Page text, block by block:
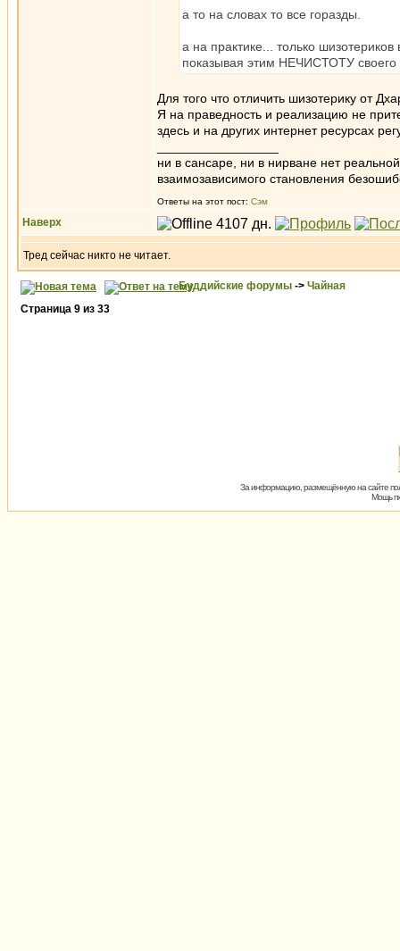
а то на словах то все горазды.
а на практике... только шизотериков
показывая этим НЕЧИСТОТУ
Для того что отличить шизотерику от
Я на праведность и реализацию не
здесь и на других интернет ресурсах
ни в сансаре, ни в нирване нет
взаимозависимого становления
Ответы на этот пост: Сэм
Наверх
Тред сейчас никто не читает.
Буддийские форумы -> Чайная
Страница 9 из 33
За информацию, размещённую на сайте
Мощь